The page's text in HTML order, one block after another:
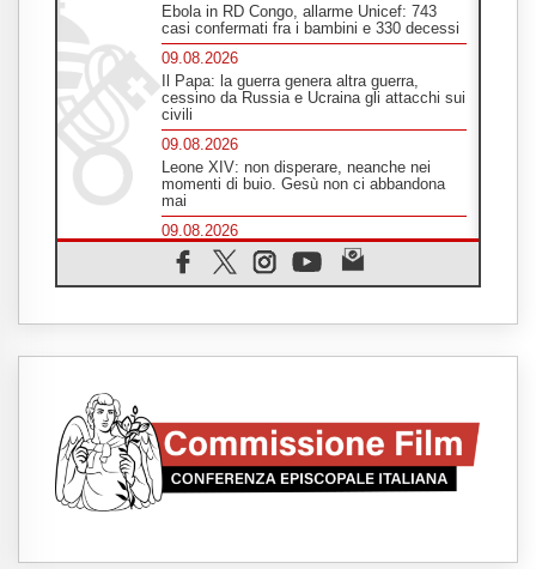
Ebola in RD Congo, allarme Unicef: 743
casi confermati fra i bambini e 330 decessi
09.08.2026
Il Papa: la guerra genera altra guerra,
cessino da Russia e Ucraina gli attacchi sui
civili
09.08.2026
Leone XIV: non disperare, neanche nei
momenti di buio. Gesù non ci abbandona
mai
09.08.2026
Drammatica escalation del conflitto tra
Russia e Ucraina
Tra Tolkien e Leone, un convegno su
09.08.2026
Indonesia, un dollaro per la costruzione di
219 Chiese